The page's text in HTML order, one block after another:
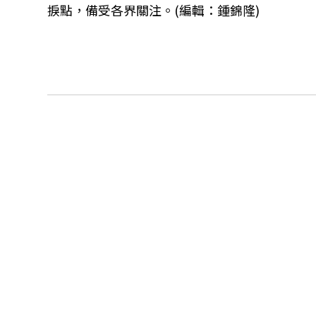
捩點，備受各界關注。(編輯：鍾錦隆)